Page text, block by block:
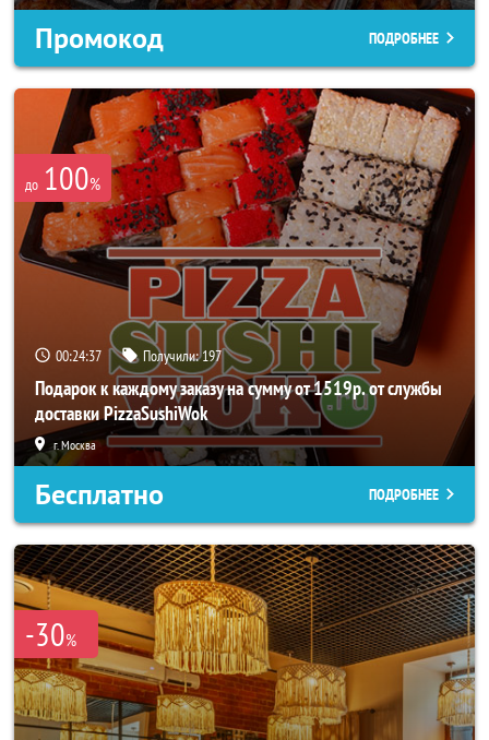
Промокод ПОДРОБНЕЕ
до 100%
00:24:36 Получили:197
Подарок к каждому заказу на сумму от 1519р. от службы
доставки PizzaSushiWok
г. Москва
Бесплатно ПОДРОБНЕЕ
-30%